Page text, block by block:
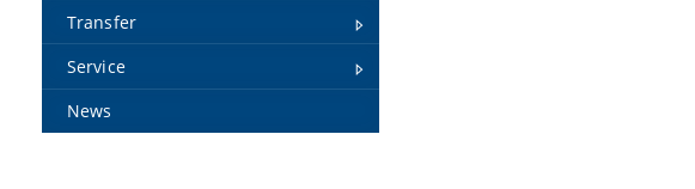
Transfer
Service
News